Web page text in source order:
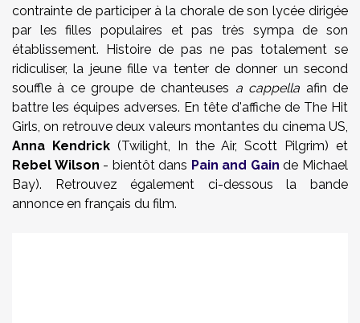
contrainte de participer à la chorale de son lycée dirigée
par les filles populaires et pas très sympa de son
établissement. Histoire de pas ne pas totalement se
ridiculiser, la jeune fille va tenter de donner un second
souffle à ce groupe de chanteuses a cappella afin de
battre les équipes adverses. En tête d'affiche de The Hit
Girls, on retrouve deux valeurs montantes du cinema US,
Anna Kendrick(Twilight, In the Air, Scott Pilgrim) et
Rebel Wilson - bientôt dans Pain and Gain de Michael
Bay). Retrouvez également ci-dessous la bande
annonce en français du film.